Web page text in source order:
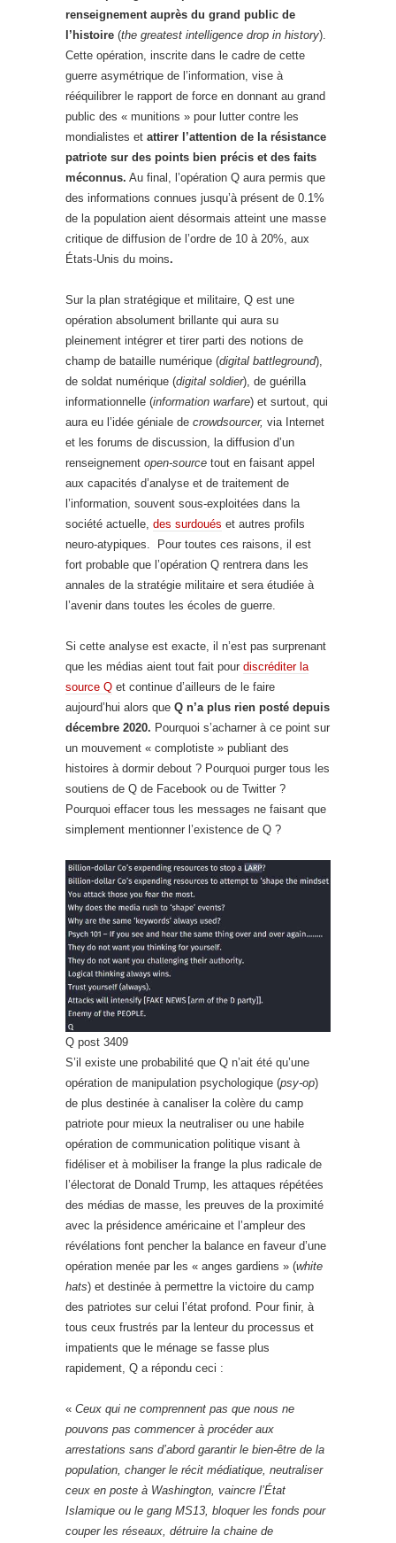
renseignement auprès du grand public de
l’histoire (the greatest intelligence drop in history).
Cette opération, inscrite dans le cadre de cette
guerre asymétrique de l’information, vise à
rééquilibrer le rapport de force en donnant au grand
public des « munitions » pour lutter contre les
mondialistes et attirer l’attention de la résistance
patriote sur des points bien précis et des faits
méconnus. Au final, l’opération Q aura permis que
des informations connues jusqu’à présent de 0.1%
de la population aient désormais atteint une masse
critique de diffusion de l’ordre de 10 à 20%, aux
États-Unis du moins.
Sur la plan stratégique et militaire, Q est une
opération absolument brillante qui aura su
pleinement intégrer et tirer parti des notions de
champ de bataille numérique (digital battleground),
de soldat numérique (digital soldier), de guérilla
informationnelle (information warfare) et surtout, qui
aura eu l’idée géniale de crowdsourcer, via Internet
et les forums de discussion, la diffusion d’un
renseignement open-source tout en faisant appel
aux capacités d’analyse et de traitement de
l’information, souvent sous-exploitées dans la
société actuelle, des surdoués et autres profils
neuro-atypiques. Pour toutes ces raisons, il est
fort probable que l’opération Q rentrera dans les
annales de la stratégie militaire et sera étudiée à
l’avenir dans toutes les écoles de guerre.
Si cette analyse est exacte, il n’est pas surprenant
que les médias aient tout fait pour discréditer la
source Q et continue d’ailleurs de le faire
aujourd’hui alors que Q n’a plus rien posté depuis
décembre 2020. Pourquoi s’acharner à ce point sur
un mouvement « complotiste » publiant des
histoires à dormir debout ? Pourquoi purger tous les
soutiens de Q de Facebook ou de Twitter ?
Pourquoi effacer tous les messages ne faisant que
simplement mentionner l’existence de Q ?
Q post 3409
S’il existe une probabilité que Q n’ait été qu’une
opération de manipulation psychologique (psy-op)
de plus destinée à canaliser la colère du camp
patriote pour mieux la neutraliser ou une habile
opération de communication politique visant à
fidéliser et à mobiliser la frange la plus radicale de
l’électorat de Donald Trump, les attaques répétées
des médias de masse, les preuves de la proximité
avec la présidence américaine et l’ampleur des
révélations font pencher la balance en faveur d’une
opération menée par les « anges gardiens » (white
hats) et destinée à permettre la victoire du camp
des patriotes sur celui l’état profond. Pour finir, à
tous ceux frustrés par la lenteur du processus et
impatients que le ménage se fasse plus
rapidement, Q a répondu ceci :
« Ceux qui ne comprennent pas que nous ne
pouvons pas commencer à procéder aux
arrestations sans d’abord garantir le bien-être de la
population, changer le récit médiatique, neutraliser
ceux en poste à Washington, vaincre l’État
Islamique ou le gang MS13, bloquer les fonds pour
couper les réseaux, détruire la chaine de